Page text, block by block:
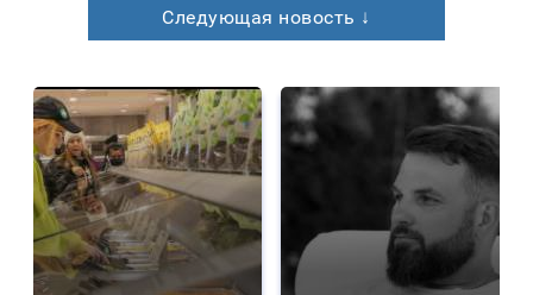
Следующая новость ↓